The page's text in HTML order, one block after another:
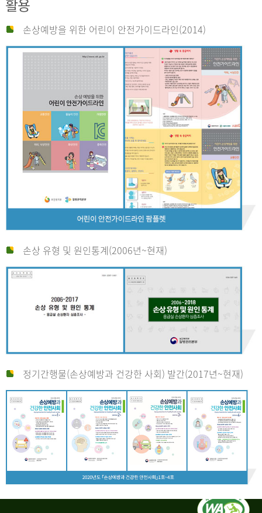
활용
손상예방을 위한 어린이 안전가이드라인(2014)
손상 유형 및 원인통계(2006년~현재)
정기간행물(손상예방과 건강한 사회) 발간(2017년~현재)